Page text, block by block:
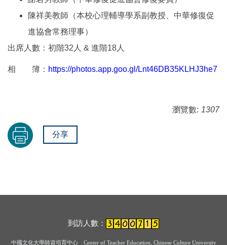
陳祥美教師（本校心理輔導學系副教授、中華修復促
進協會常務理事）
出席人數：初階32人 & 進階18人
相 簿： https://photos.app.goo.gl/Lnt46DB35KLHJ3he7
瀏覽數: 1307
分享
到訪人數：
中國文化大學師資培育中心 Center of Teacher Education, Chinese Culture University